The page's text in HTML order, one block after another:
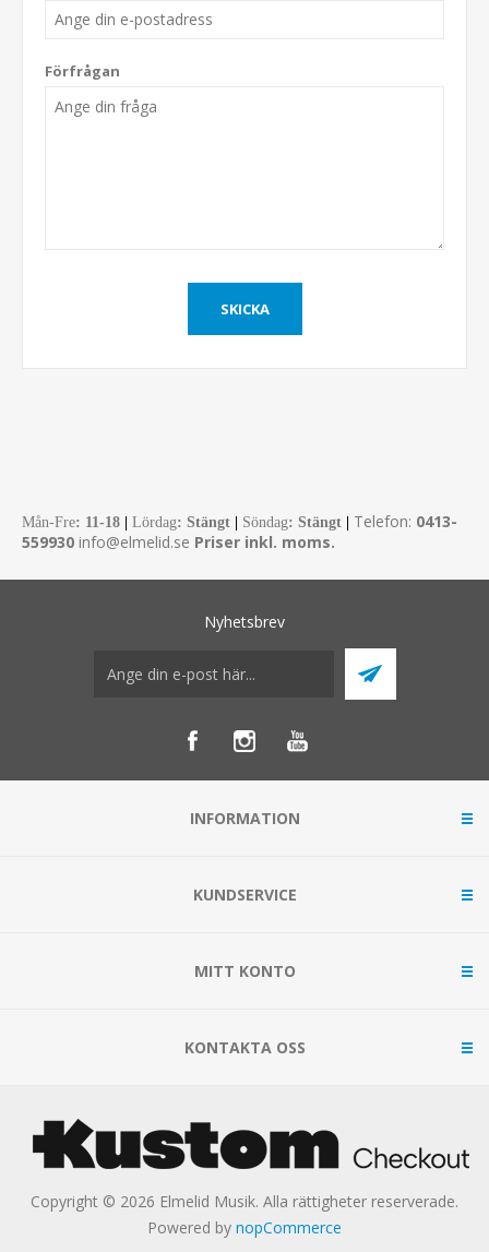
Förfrågan
Mån-Fre: 11-18 | Lördag: Stängt | Söndag: Stängt | Telefon: 0413-
559930 info@elmelid.se Priser inkl. moms.
Nyhetsbrev
INFORMATION
KUNDSERVICE
MITT KONTO
KONTAKTA OSS
Copyright © 2026 Elmelid Musik. Alla rättigheter reserverade.
Powered by nopCommerce